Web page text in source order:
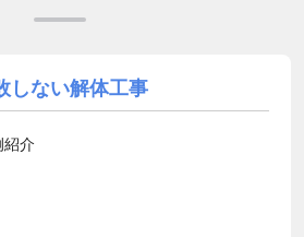
しない解体工事
紹介